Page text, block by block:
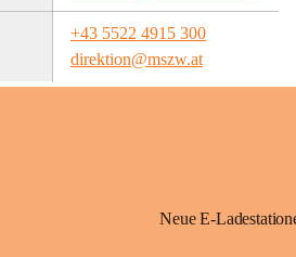
+43 5522 4915 300
direktion@mszw.at